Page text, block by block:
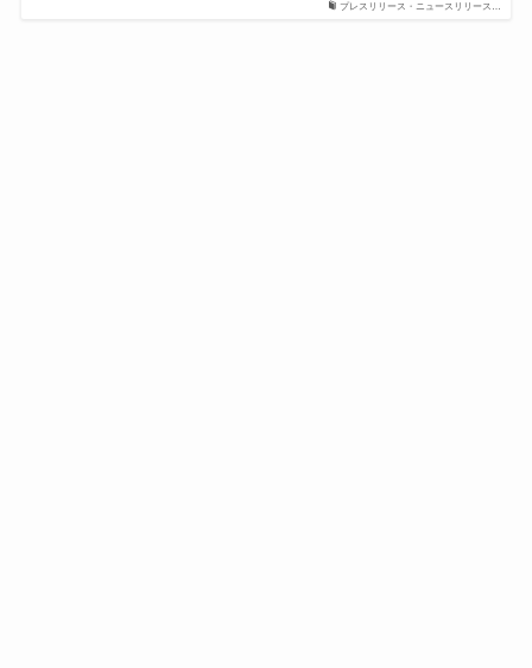
プレスリリース・ニュースリリース…